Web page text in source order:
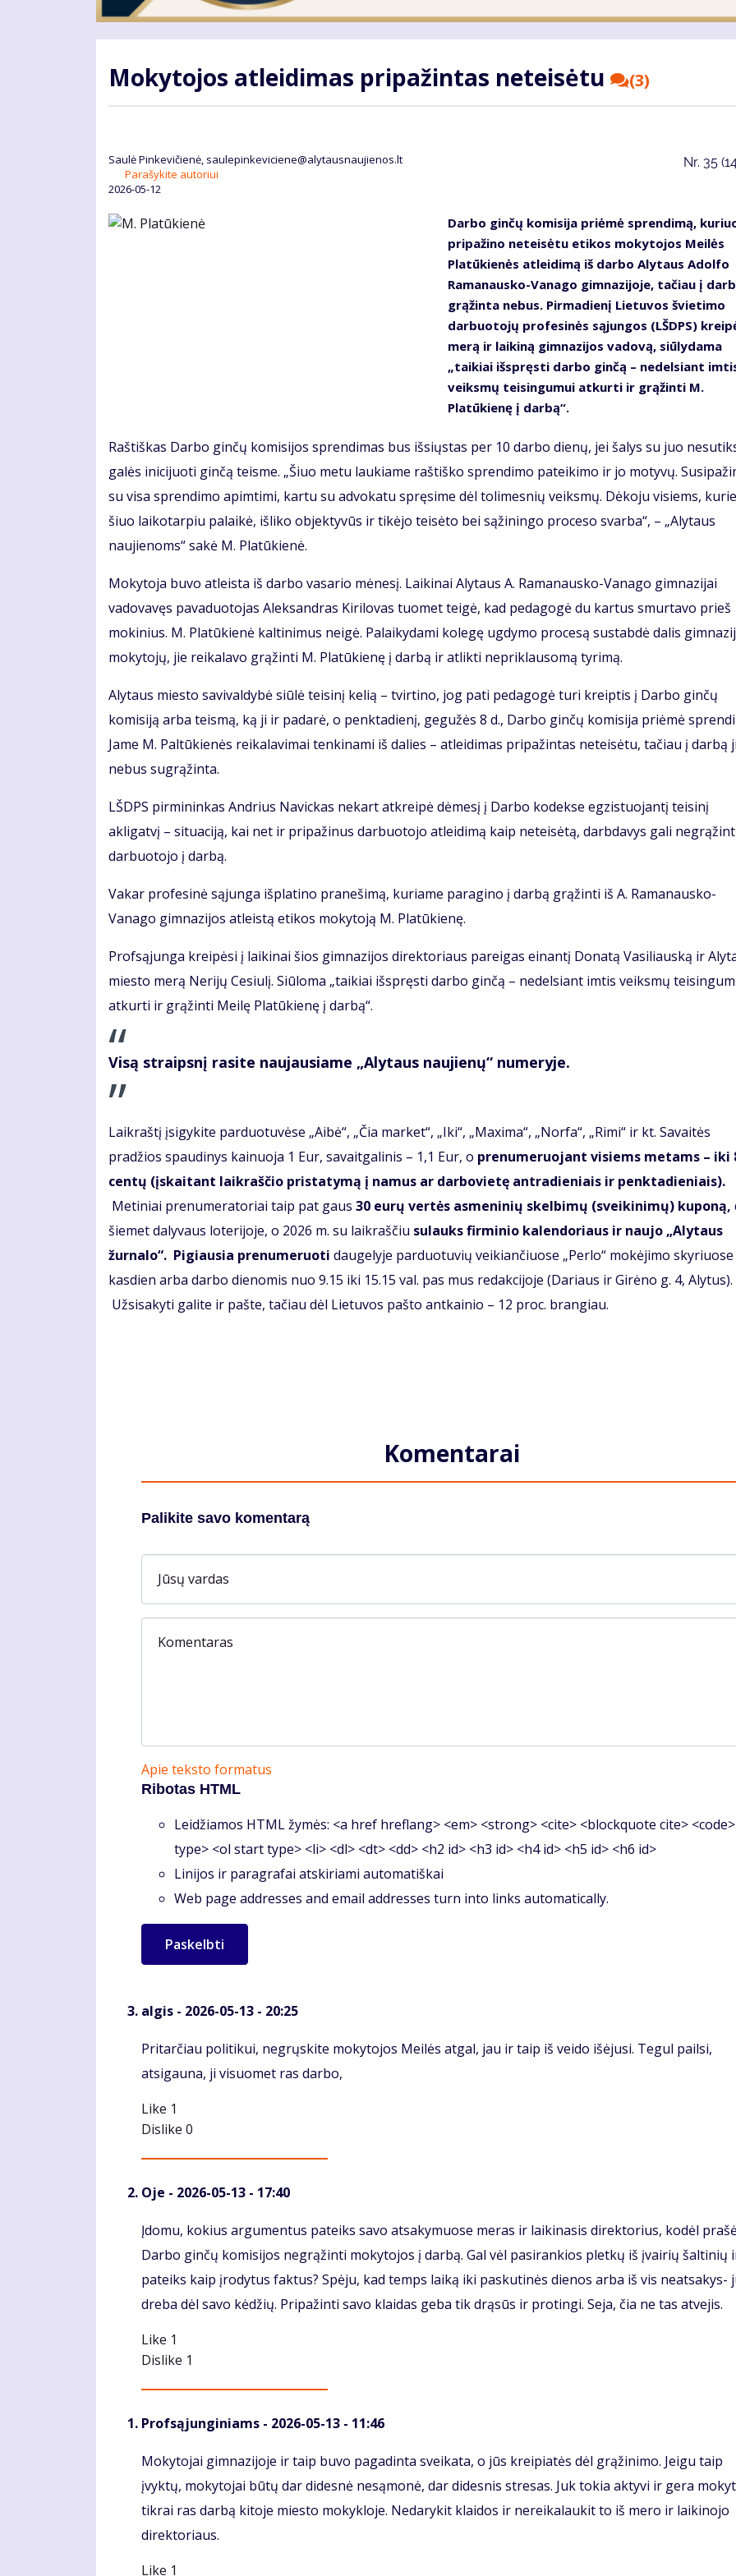
Mokytojos atleidimas pripažintas neteisėtu (3)
Saulė Pinkevičienė, saulepinkeviciene@alytausnaujienos.lt
Parašykite autoriui
2026-05-12
Nr. 35
Darbo ginčų komisija priėmė sprendimą,
pripažino neteisėtu etikos mokytojos Meilės
Platūkienės atleidimą iš darbo Alytaus Adolfo
Ramanausko-Vanago gimnazijoje, tačiau į
grąžinta nebus. Pirmadienį Lietuvos švietimo
darbuotojų profesinės sąjungos (LŠDPS)
merą ir laikiną gimnazijos vadovą, siūlydama
„taikiai išspręsti darbo ginčą – nedelsiant
veiksmų teisingumui atkurti ir grąžinti M.
Platūkienę į darbą“.
Raštiškas Darbo ginčų komisijos sprendimas bus išsiųstas per 10 darbo dienų, jei šalys su juo
galės inicijuoti ginčą teisme. „Šiuo metu laukiame raštiško sprendimo pateikimo ir jo motyvų.
su visa sprendimo apimtimi, kartu su advokatu spręsime dėl tolimesnių veiksmų. Dėkoju visiems, kurie
šiuo laikotarpiu palaikė, išliko objektyvūs ir tikėjo teisėto bei sąžiningo proceso svarba“, – „Alytaus
naujienoms“ sakė M. Platūkienė.
Mokytoja buvo atleista iš darbo vasario mėnesį. Laikinai Alytaus A. Ramanausko-Vanago gimnazijai
vadovavęs pavaduotojas Aleksandras Kirilovas tuomet teigė, kad pedagogė du kartus smurtavo prieš
mokinius. M. Platūkienė kaltinimus neigė. Palaikydami kolegę ugdymo procesą sustabdė dalis
mokytojų, jie reikalavo grąžinti M. Platūkienę į darbą ir atlikti nepriklausomą tyrimą.
Alytaus miesto savivaldybė siūlė teisinį kelią – tvirtino, jog pati pedagogė turi kreiptis į Darbo ginčų
komisiją arba teismą, ką ji ir padarė, o penktadienį, gegužės 8 d., Darbo ginčų komisija priėmė
Jame M. Paltūkienės reikalavimai tenkinami iš dalies – atleidimas pripažintas neteisėtu, tačiau į darbą
nebus sugrąžinta.
LŠDPS pirmininkas Andrius Navickas nekart atkreipė dėmesį į Darbo kodekse egzistuojantį teisinį
akligatvį – situaciją, kai net ir pripažinus darbuotojo atleidimą kaip neteisėtą, darbdavys gali
darbuotojo į darbą.
Vakar profesinė sąjunga išplatino pranešimą, kuriame paragino į darbą grąžinti iš A. Ramanausko-
Vanago gimnazijos atleistą etikos mokytoją M. Platūkienę.
Profsąjunga kreipėsi į laikinai šios gimnazijos direktoriaus pareigas einantį Donatą Vasiliauską ir
miesto merą Nerijų Cesiulį. Siūloma „taikiai išspręsti darbo ginčą – nedelsiant imtis veiksmų
atkurti ir grąžinti Meilę Platūkienę į darbą“.
Visą straipsnį rasite naujausiame „Alytaus naujienų“ numeryje.
Laikraštį įsigykite parduotuvėse „Aibė“, „Čia market“, „Iki“, „Maxima“, „Norfa“, „Rimi“ ir kt. Savaitės
pradžios spaudinys kainuoja 1 Eur, savaitgalinis – 1,1 Eur, o prenumeruojant visiems metams – iki
centų (įskaitant laikraščio pristatymą į namus ar darbovietę antradieniais ir penktadieniais).
Metiniai prenumeratoriai taip pat gaus 30 eurų vertės asmeninių skelbimų (sveikinimų) kuponą,
šiemet dalyvaus loterijoje, o 2026 m. su laikraščiu sulauks firminio kalendoriaus ir naujo „Alytaus
žurnalo“. Pigiausia prenumeruoti daugelyje parduotuvių veikiančiuose „Perlo“ mokėjimo skyriuose
kasdien arba darbo dienomis nuo 9.15 iki 15.15 val. pas mus redakcijoje (Dariaus ir Girėno g. 4, Alytus).
Užsisakyti galite ir pašte, tačiau dėl Lietuvos pašto antkainio – 12 proc. brangiau.
Komentarai
Palikite savo komentarą
Jūsų vardas
Komentaras
Apie teksto formatus
Ribotas HTML
Leidžiamos HTML žymės: <a href hreflang> <em> <strong> <cite> <blockquote cite>
type> <ol start type> <li> <dl> <dt> <dd> <h2 id> <h3 id> <h4 id> <h5 id> <h6 id>
Linijos ir paragrafai atskiriami automatiškai
Web page addresses and email addresses turn into links automatically.
algis - 2026-05-13 - 20:25
Komentaras
Pritarčiau politikui, negrųskite mokytojos Meilės atgal, jau ir taip iš veido išėjusi. Tegul pailsi,
atsigauna, ji visuomet ras darbo,
Like 1
Dislike 0
Oje - 2026-05-13 - 17:40
Komentaras
Įdomu, kokius argumentus pateiks savo atsakymuose meras ir laikinasis direktorius, kodėl
Darbo ginčų komisijos negrąžinti mokytojos į darbą. Gal vėl pasirankios pletkų iš įvairių šaltinių
pateiks kaip įrodytus faktus? Spėju, kad temps laiką iki paskutinės dienos arba iš vis neatsakys-
dreba dėl savo kėdžių. Pripažinti savo klaidas geba tik drąsūs ir protingi. Seja, čia ne tas atvejis.
Like 1
Dislike 1
Profsąjunginiams - 2026-05-13 - 11:46
Komentaras
Mokytojai gimnazijoje ir taip buvo pagadinta sveikata, o jūs kreipiatės dėl grąžinimo. Jeigu taip
įvyktų, mokytojai būtų dar didesnė nesąmonė, dar didesnis stresas. Juk tokia aktyvi ir gera
tikrai ras darbą kitoje miesto mokykloje. Nedarykit klaidos ir nereikalaukit to iš mero ir laikinojo
direktoriaus.
Like 1